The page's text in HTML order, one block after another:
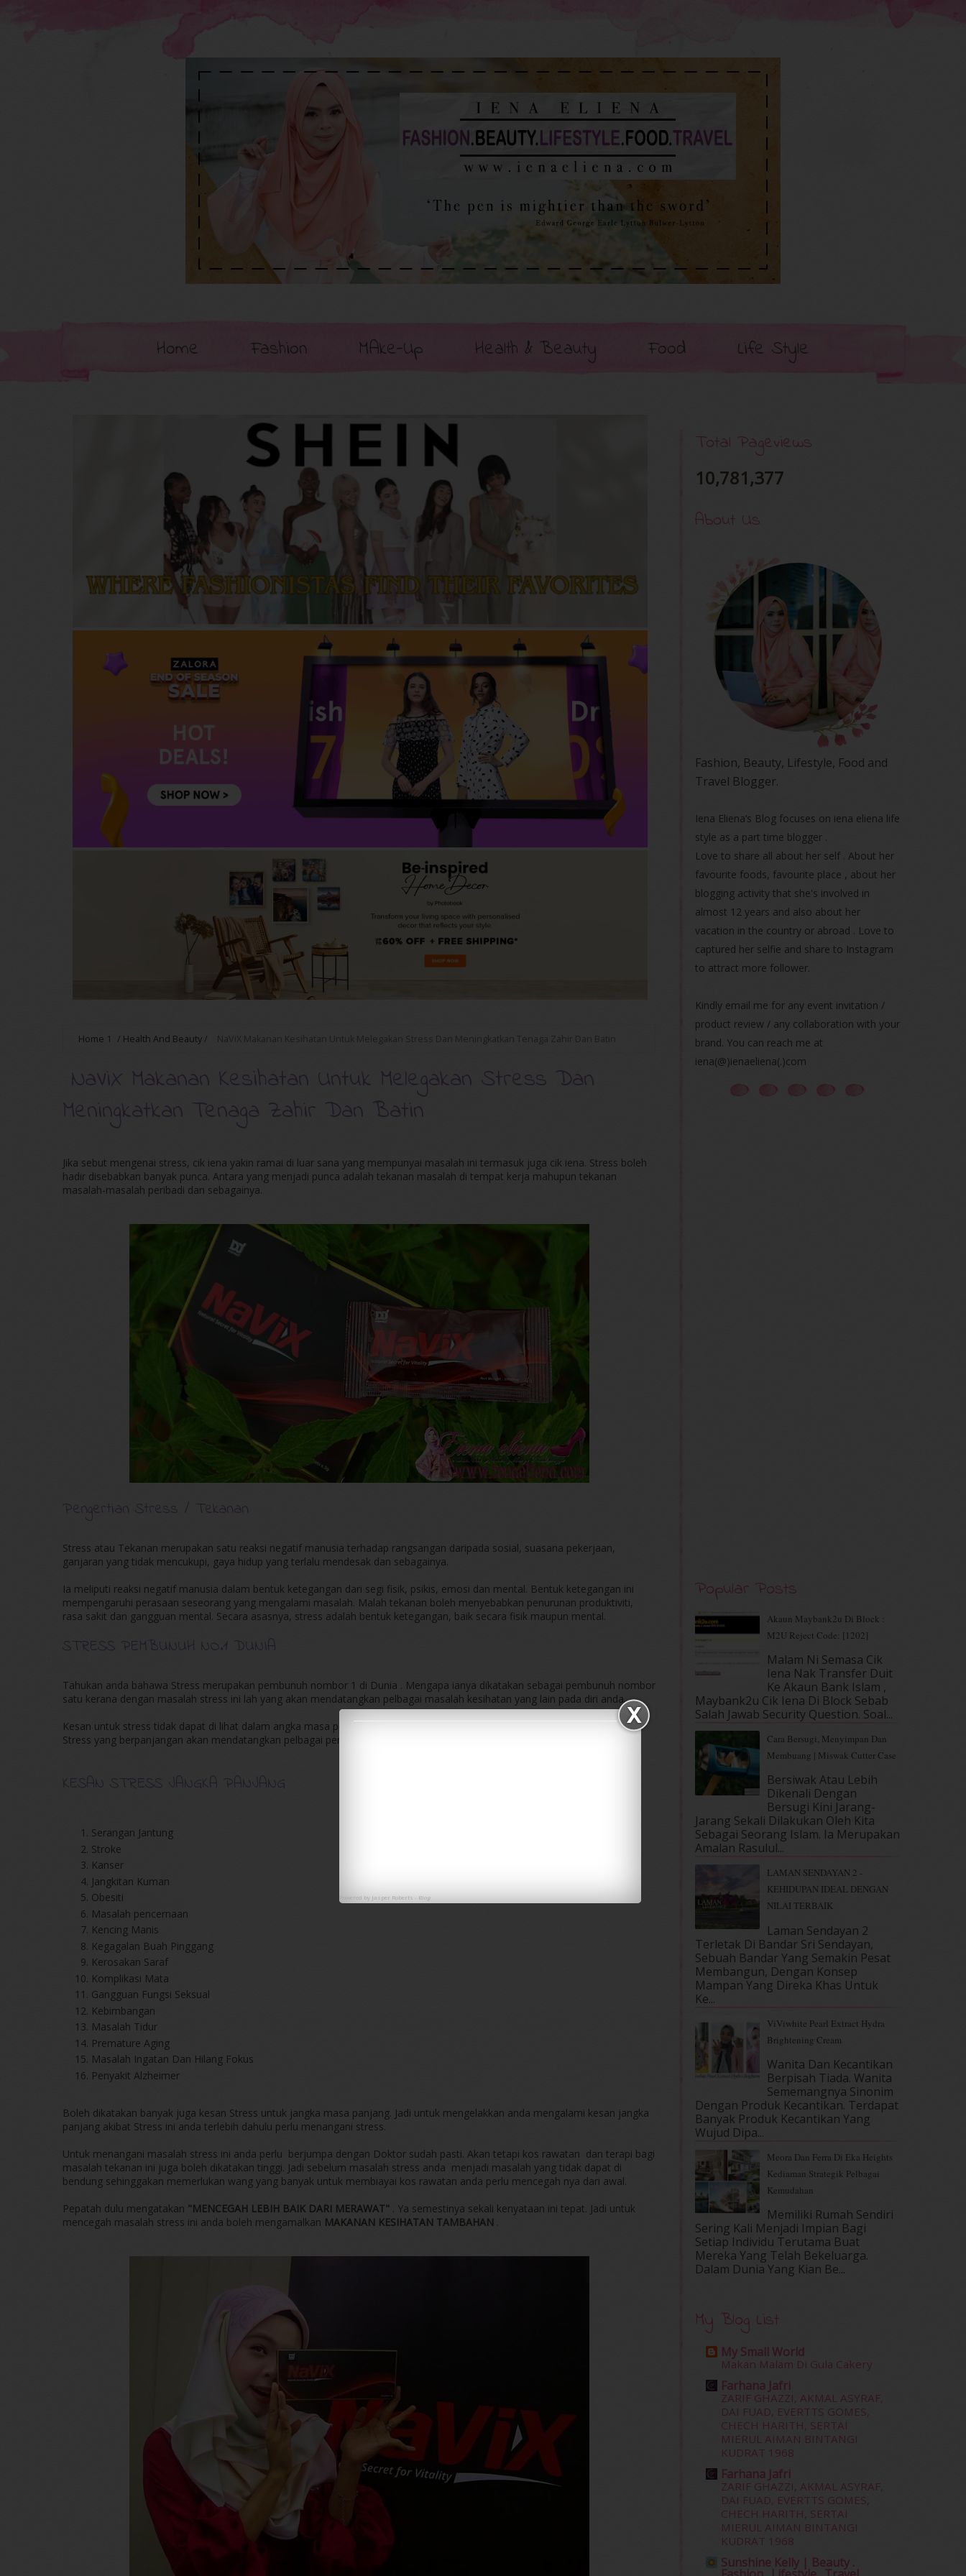
Home Fashion MAke-Up Health & Beauty Food Life Style
Home 1 / Health And Beauty/ NaViX Makanan Kesihatan Untuk Melegakan Stress Dan Meningkatkan Tenaga Zahir Dan Batin
NaViX Makanan Kesihatan Untuk Melegakan Stress Dan
Meningkatkan Tenaga Zahir Dan Batin
Jika sebut mengenai stress, cik iena yakin ramai di luar sana yang mempunyai masalah ini termasuk juga cik iena. Stress boleh
hadir disebabkan banyak punca. Antara yang menjadi punca adalah tekanan masalah di tempat kerja mahupun tekanan
masalah-masalah peribadi dan sebagainya.
Pengertian Stress / Tekanan
Stress atau Tekanan merupakan satu reaksi negatif manusia terhadap rangsangan daripada sosial, suasana pekerjaan,
ganjaran yang tidak mencukupi, gaya hidup yang terlalu mendesak dan sebagainya.
Ia meliputi reaksi negatif manusia dalam bentuk ketegangan dari segi fisik, psikis, emosi dan mental. Bentuk ketegangan ini
mempengaruhi perasaan seseorang yang mengalami masalah. Malah tekanan boleh menyebabkan penurunan produktiviti,
rasa sakit dan gangguan mental. Secara asasnya, stress adalah bentuk ketegangan, baik secara fisik maupun mental.
STRESS PEMBUNUH NO.1 DUNIA
Tahukan anda bahawa Stress merupakan pembunuh nombor 1 di Dunia . Mengapa ianya dikatakan sebagai pembunuh nombor
satu kerana dengan masalah stress ini lah yang akan mendatangkan pelbagai masalah kesihatan yang lain pada diri anda.
Kesan untuk stress tidak dapat di lihat dalam angka masa pendek. ianya dapat dilihat dalam jangka masa panjang. Masalah
Stress yang berpanjangan akan mendatangkan pelbagai penyakit dan kesan jangka panjang.
KESAN STRESS JANGKA PANJANG
Serangan Jantung
Stroke
Kanser
Jangkitan Kuman
Obesiti
Masalah pencernaan
Kencing Manis
Kegagalan Buah Pinggang
Kerosakan Saraf
Komplikasi Mata
Gangguan Fungsi Seksual
Kebimbangan
Masalah Tidur
Premature Aging
Masalah Ingatan Dan Hilang Fokus
Penyakit Alzheimer
Boleh dikatakan banyak juga kesan Stress untuk jangka masa panjang. Jadi untuk mengelakkan anda mengalami kesan jangka
panjang akibat Stress ini anda terlebih dahulu perlu menangani stress.
Untuk menangani masalah stress ini anda perlu berjumpa dengan Doktor sudah pasti. Akan tetapi kos rawatan dan terapi bagi
masalah tekanan ini juga boleh dikatakan tinggi. Jadi sebelum masalah stress anda menjadi masalah yang tidak dapat di
bendung sehinggakan memerlukan wang yang banyak untuk membiayai kos rawatan anda perlu mencegah nya dari awal.
Pepatah dulu mengatakan "MENCEGAH LEBIH BAIK DARI MERAWAT" . Ya semestinya sekali kenyataan ini tepat. Jadi untuk
mencegah masalah stress ini anda boleh mengamalkan MAKANAN KESIHATAN TAMBAHAN .
Powered by Jasper Roberts - Blog
Total Pageviews
10,781,377
About Us
Fashion, Beauty, Lifestyle, Food and
Travel Blogger.
Iena Eliena’s Blog focuses on iena eliena life
style as a part time blogger .
Love to share all about her self . About her
favourite foods, favourite place , about her
blogging activity that she's involved in
almost 12 years and also about her
vacation in the country or abroad . Love to
captured her selfie and share to Instagram
to attract more follower.
Kindly email me for any event invitation /
product review / any collaboration with your
brand. You can reach me at
iena(@)ienaeliena(.)com
Popular Posts
Akaun Maybank2u Di Block :
M2U Reject Code: [1202]
Malam Ni Semasa Cik
Iena Nak Transfer Duit
Ke Akaun Bank Islam ,
Maybank2u Cik Iena Di Block Sebab
Salah Jawab Security Question. Soal...
Cara Bersugi, Menyimpan Dan
Membuang | Miswak Cutter Case
Bersiwak Atau Lebih
Dikenali Dengan
Bersugi Kini Jarang-
Jarang Sekali Dilakukan Oleh Kita
Sebagai Seorang Islam. Ia Merupakan
Amalan Rasulul...
LAMAN SENDAYAN 2 -
KEHIDUPAN IDEAL DENGAN
NILAI TERBAIK
Laman Sendayan 2
Terletak Di Bandar Sri Sendayan,
Sebuah Bandar Yang Semakin Pesat
Membangun, Dengan Konsep
Mampan Yang Direka Khas Untuk
Ke...
ViViwhite Pearl Extract Hydra
Brightening Cream
Wanita Dan Kecantikan
Berpisah Tiada. Wanita
Sememangnya Sinonim
Dengan Produk Kecantikan. Terdapat
Banyak Produk Kecantikan Yang
Wujud Dipa...
Meora Dan Ferra Di Eka Heights
Kediaman Strategik Pelbagai
Kemudahan
Memiliki Rumah Sendiri
Sering Kali Menjadi Impian Bagi
Setiap Individu Terutama Buat
Mereka Yang Telah Bekeluarga.
Dalam‍ Dunia Yang Kian Be...
My Blog List
My Small World
Makan Malam Di Gula Cakery
Farhana Jafri
ZARIF GHAZZI, AKMAL ASYRAF,
DAI FUAD, EVERTTS GOMES,
CHECH HARITH, SERTAI
MIERUL AIMAN BINTANGI
KUDRAT 1968
Farhana Jafri
ZARIF GHAZZI, AKMAL ASYRAF,
DAI FUAD, EVERTTS GOMES,
CHECH HARITH, SERTAI
MIERUL AIMAN BINTANGI
KUDRAT 1968
Sunshine Kelly | Beauty .